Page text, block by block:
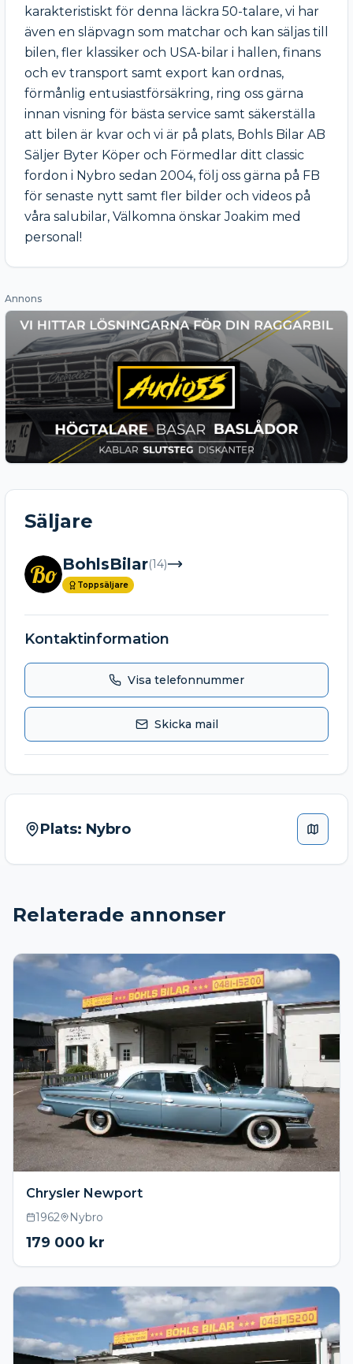
karakteristiskt för denna läckra 50-talare, vi har
även en släpvagn som matchar och kan säljas till
bilen, fler klassiker och USA-bilar i hallen, finans
och ev transport samt export kan ordnas,
förmånlig entusiastförsäkring, ring oss gärna
innan visning för bästa service samt säkerställa
att bilen är kvar och vi är på plats, Bohls Bilar AB
Säljer Byter Köper och Förmedlar ditt classic
fordon i Nybro sedan 2004, följ oss gärna på FB
för senaste nytt samt fler bilder och videos på
våra salubilar, Välkomna önskar Joakim med
personal!
Annons
Säljare
Bo BohlsBilar(14)
Toppsäljare
Kontaktinformation
Visa telefonnummer
Skicka mail
Plats: Nybro
Relaterade annonser
Chrysler Newport
1962 Nybro
179 000 kr